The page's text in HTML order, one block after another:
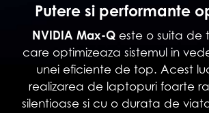
Performanta
grafica realista*
Vei beneficia de un salt
priveste performanta in
creative cu tehnologiaDLSS 3
inteligenta artificiala, iarray-